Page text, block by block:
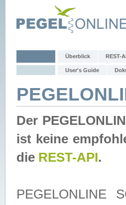
Überblick REST-
User's Guide
Der
ist keine
die REST-API.
PEGELONLINE